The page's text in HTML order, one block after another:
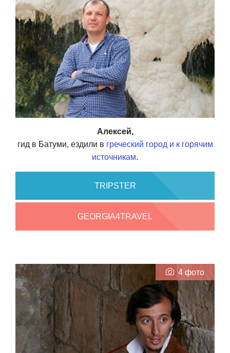
Алексей,
гид в Батуми, ездили в греческий город и к горячим
источникам.
TRIPSTER
GEORGIA4TRAVEL
4 фото